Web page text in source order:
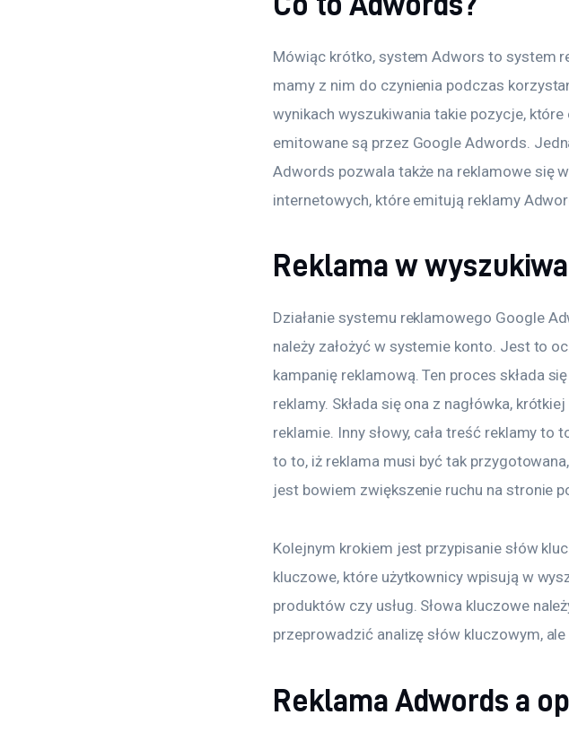
Mówiąc krótko, system Adwors to system
mamy z nim do czynienia podczas
wynikach wyszukiwania takie pozycje, które
emitowane są przez Google Adwords.
Adwords pozwala także na reklamowe się
internetowych, które emitują reklamy
Reklama w
Działanie systemu reklamowego Google
należy założyć w systemie konto. Jest to
kampanię reklamową. Ten proces składa
reklamy. Składa się ona z nagłówka,
reklamie. Inny słowy, cała treść reklamy
to to, iż reklama musi być tak
jest bowiem zwiększenie ruchu na stronie
Kolejnym krokiem jest przypisanie słów
kluczowe, które użytkownicy wpisują w
produktów czy usług. Słowa kluczowe
przeprowadzić analizę słów kluczowym,
Reklama Adwords a